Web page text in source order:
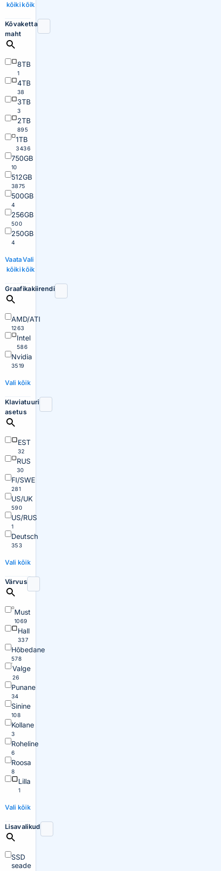
kõikikõik
Kõvaketta
maht
8TB
1
4TB
38
3TB
3
2TB
895
1TB
3436
750GB
10
512GB
3875
500GB
4
256GB
500
250GB
4
Vaata
kõiki
Vali
kõik
Graafikakiirendi
AMD/ATI
1263
Intel
586
Nvidia
3519
Vali kõik
Klaviatuuri
asetus
EST
32
RUS
30
FI/SWE
281
US/UK
590
US/RUS
1
Deutsch
353
Vali kõik
Värvus
Must
1069
Hall
337
Hõbedane
578
Valge
26
Punane
34
Sinine
108
Kollane
3
Roheline
6
Roosa
8
Lilla
1
Vali kõik
Lisavalikud
SSD
seade